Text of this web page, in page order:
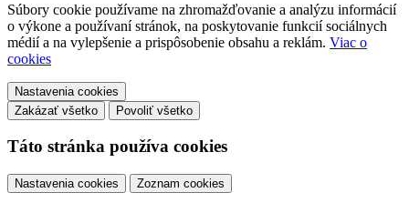
Súbory cookie používame na zhromažďovanie a analýzu informácií
o výkone a používaní stránok, na poskytovanie funkcií sociálnych
médií a na vylepšenie a prispôsobenie obsahu a reklám. Viac o
cookies
Nastavenia cookies
Zakázať všetko
Povoliť všetko
Táto stránka používa cookies
Nastavenia cookies Zoznam cookies